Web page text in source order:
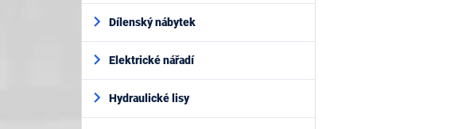
Dílenský nábytek
Elektrické nářadí
Hydraulické lisy